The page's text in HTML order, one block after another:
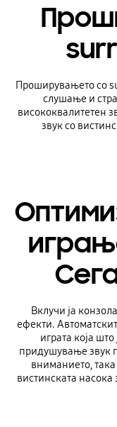
Проширувањето со
слушање и
висококвалитетен
звук со
Вклучи ја
ефекти.
играта која
придушување звук
вниманието,
вистинската